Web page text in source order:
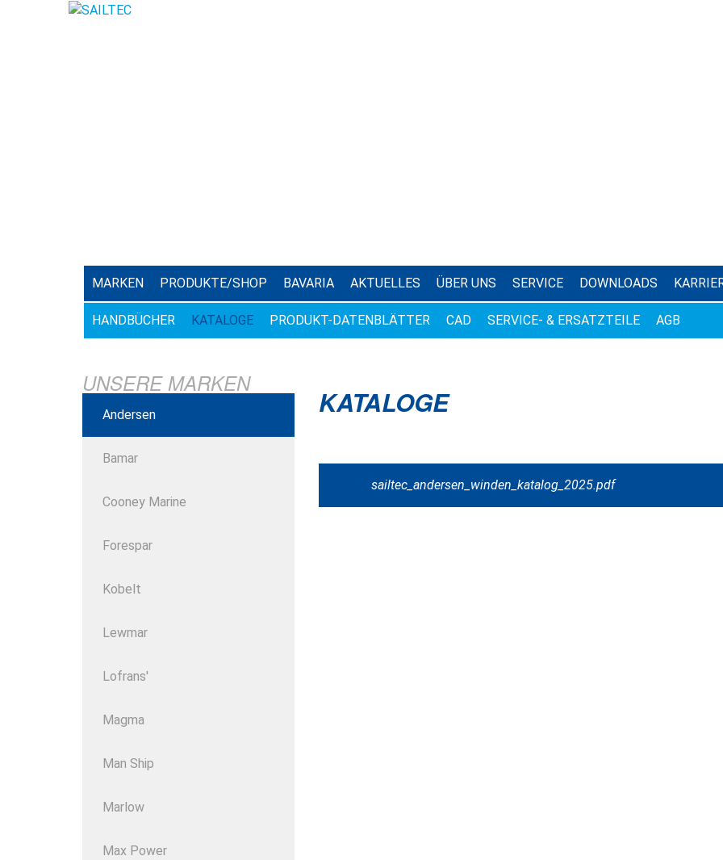
MARKEN PRODUKTE/SHOP BAVARIA AKTUELLES ÜBER UNS SERVICE DOWNLOADS
HANDBÜCHER KATALOGE PRODUKT-DATENBLÄTTER CAD SERVICE- & ERSATZTEILE AGB
UNSERE MARKEN
Andersen
Bamar
Cooney Marine
Forespar
Kobelt
Lewmar
Lofrans'
Magma
Man Ship
Marlow
Max Power
KATALOGE
sailtec_andersen_winden_katalog_2025.pdf